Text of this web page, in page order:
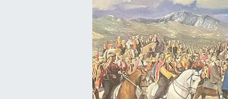
İskilip Haberleri